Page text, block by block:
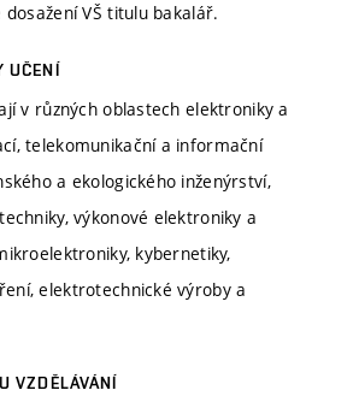
VŠ titulu bakalář.
UČENÍ
v různých oblastech elektroniky a
telekomunikační a informační
a ekologického inženýrství,
výkonové elektroniky a
kybernetiky,
elektrotechnické výroby a
VZDĚLÁVÁNÍ